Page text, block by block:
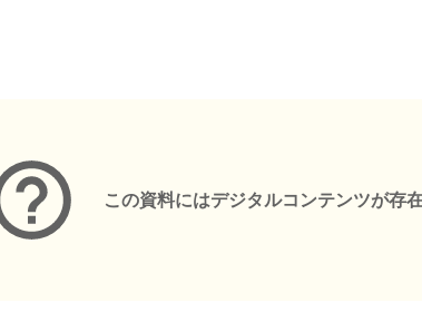
この資料にはデジタルコンテンツが存在